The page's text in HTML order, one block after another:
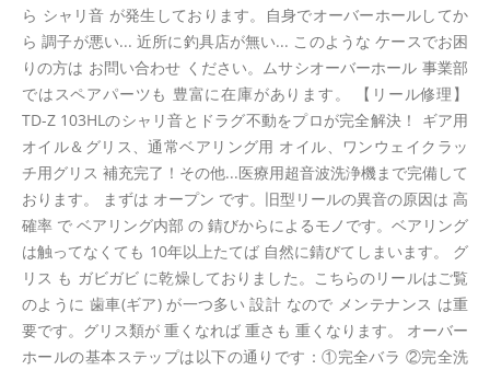
ら シャリ音 が発生しております。自身でオーバーホールしてか
ら 調子が悪い... 近所に釣具店が無い... このような ケースでお困
りの方は お問い合わせ ください。ムサシオーバーホール 事業部
ではスペアパーツも 豊富に在庫があります。 【リール修理】
TD-Z 103HLのシャリ音とドラグ不動をプロが完全解決！ ギア用
オイル＆グリス、通常ベアリング用 オイル、ワンウェイクラッ
チ用グリス 補充完了！その他...医療用超音波洗浄機まで完備して
おります。 まずは オープン です。旧型リールの異音の原因は 高
確率 で ベアリング内部 の 錆びからによるモノです。ベアリング
は触ってなくても 10年以上たてば 自然に錆びてしまいます。 グ
リス も ガビガビ に乾燥しておりました。こちらのリールはご覧
のように 歯車(ギア) が一つ多い 設計 なので メンテナンス は重
要です。グリス類が 重くなれば 重さも 重くなります。 オーバー
ホールの基本ステップは以下の通りです：①完全バラ ②完全洗